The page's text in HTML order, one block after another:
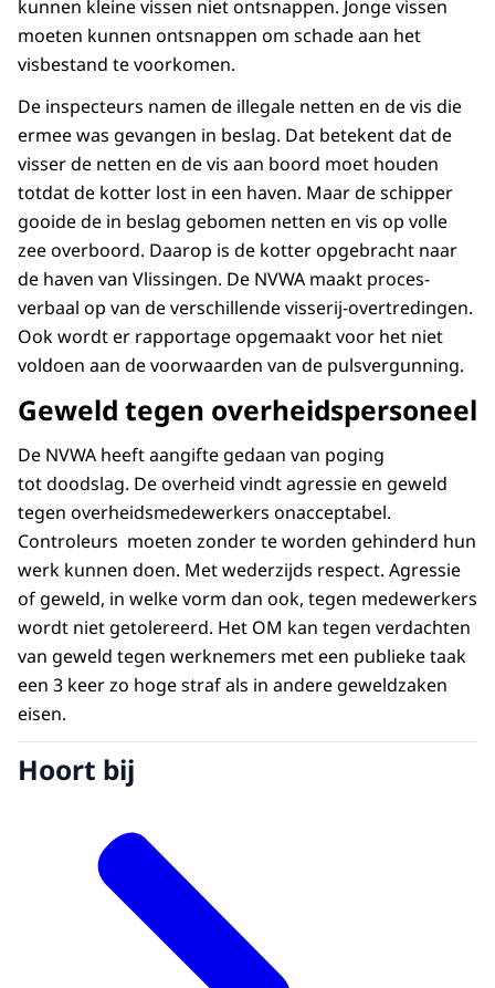
kunnen kleine vissen niet ontsnappen. Jonge vissen
moeten kunnen ontsnappen om schade aan het
visbestand te voorkomen.
De inspecteurs namen de illegale netten en de vis die
ermee was gevangen in beslag. Dat betekent dat de
visser de netten en de vis aan boord moet houden
totdat de kotter lost in een haven. Maar de schipper
gooide de in beslag gebomen netten en vis op volle
zee overboord. Daarop is de kotter opgebracht naar
de haven van Vlissingen. De NVWA maakt proces-
verbaal op van de verschillende visserij-overtredingen.
Ook wordt er rapportage opgemaakt voor het niet
voldoen aan de voorwaarden van de pulsvergunning.
Geweld tegen overheidspersoneel
De NVWA heeft aangifte gedaan van poging
tot doodslag. De overheid vindt agressie en geweld
tegen overheidsmedewerkers onacceptabel.
Controleurs moeten zonder te worden gehinderd hun
werk kunnen doen. Met wederzijds respect. Agressie
of geweld, in welke vorm dan ook, tegen medewerkers
wordt niet getolereerd. Het OM kan tegen verdachten
van geweld tegen werknemers met een publieke taak
een 3 keer zo hoge straf als in andere geweldzaken
eisen.
Hoort bij